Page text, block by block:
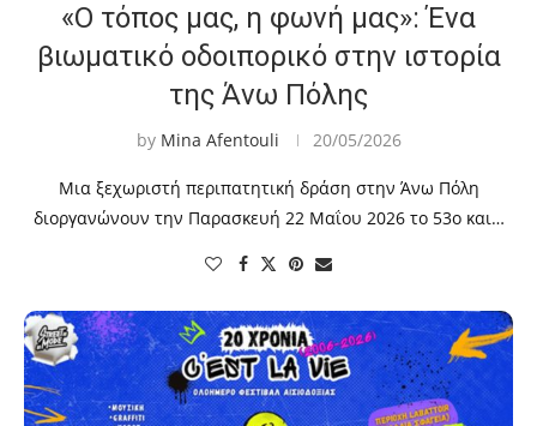
«Ο τόπος μας, η φωνή μας»: Ένα
βιωματικό οδοιπορικό στην ιστορία
της Άνω Πόλης
by Mina Afentouli 20/05/2026
Μια ξεχωριστή περιπατητική δράση στην Άνω Πόλη
διοργανώνουν την Παρασκευή 22 Μαΐου 2026 το 53ο και…